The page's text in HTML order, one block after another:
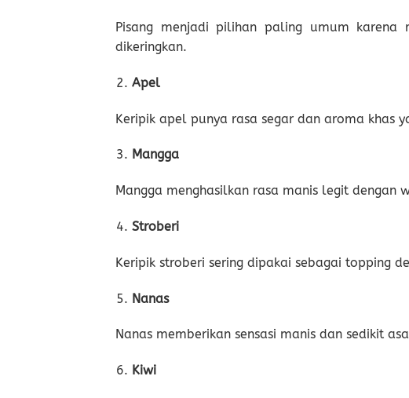
Pisang menjadi pilihan paling umum karena
dikeringkan.
Apel
Keripik apel punya rasa segar dan aroma khas
Mangga
Mangga menghasilkan rasa manis legit dengan
Stroberi
Keripik stroberi sering dipakai sebagai topping
Nanas
Nanas memberikan sensasi manis dan sedikit
Kiwi